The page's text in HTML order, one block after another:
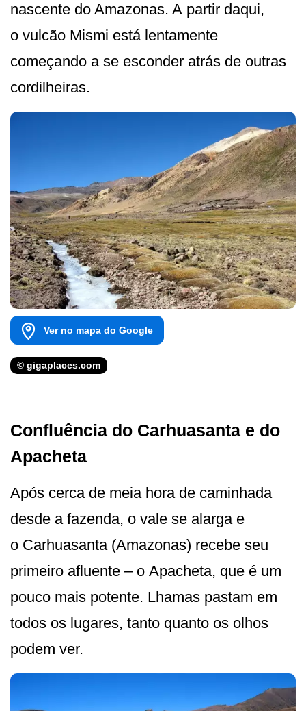
nascente do Amazonas. A partir daqui,
o vulcão Mismi está lentamente
começando a se esconder atrás de outras
cordilheiras.
Ver no mapa do Google
© gigaplaces.com
Confluência do Carhuasanta e do
Apacheta
Após cerca de meia hora de caminhada
desde a fazenda, o vale se alarga e
o Carhuasanta (Amazonas) recebe seu
primeiro afluente – o Apacheta, que é um
pouco mais potente. Lhamas pastam em
todos os lugares, tanto quanto os olhos
podem ver.